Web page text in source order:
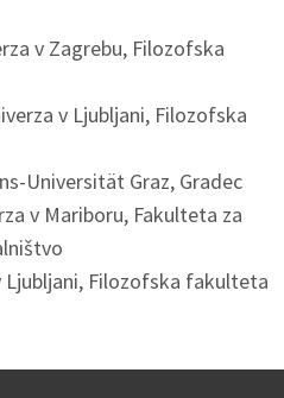
v Zagrebu, Filozofska
v Ljubljani, Filozofska
Universität Graz, Gradec
v Mariboru, Fakulteta za
Ljubljani, Filozofska fakulteta